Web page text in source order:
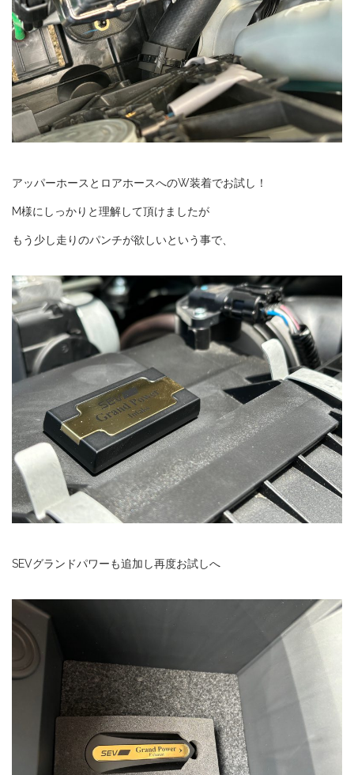
アッパーホースとロアホースへのW装着でお試し！
M様にしっかりと理解して頂けましたが
もう少し走りのパンチが欲しいという事で、
SEVグランドパワーも追加し再度お試しへ